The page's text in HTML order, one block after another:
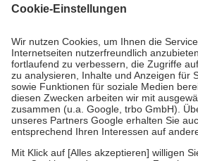
Grundsätzlich leisten Mitglieder
höchstens zehn Euro.
Es sind jedoch nie
Kosten der Leistung zu entrichten.
Diese Regeln gelten grundsätzlich auch
Bei Heilmitteln und häuslicher
Zuzahlung zehn Prozent der Kosten sowie
Verordnung.
Um das Engagement der Versicherten für
stärken und die besondere Stellung der
fallenkeine Zuzahlungenan bei: